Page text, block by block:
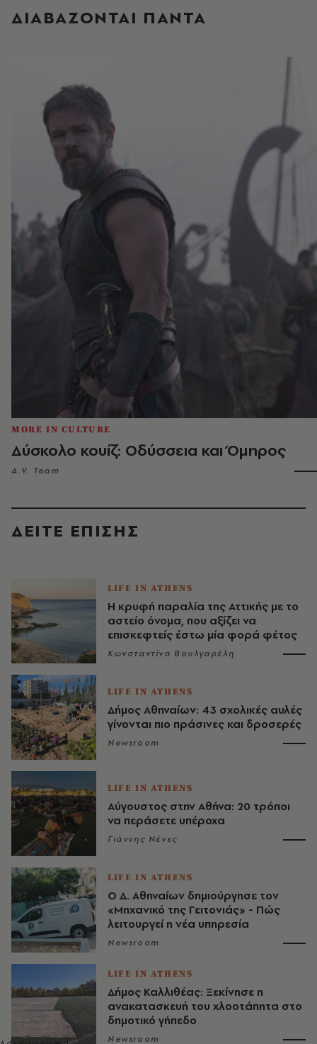
ΔΙΑΒΑΖΟΝΤΑΙ ΠΑΝΤΑ
MORE IN CULTURE
Δύσκολο κουίζ: Οδύσσεια και Όμηρος
A.V. Team
ΔΕΙΤΕ ΕΠΙΣΗΣ
LIFE IN ATHENS
Η κρυφή παραλία της Αττικής με το
αστείο όνομα, που αξίζει να
επισκεφτείς έστω μία φορά φέτος
Κωνσταντίνα Βουλγαρέλη
LIFE IN ATHENS
Δήμος Αθηναίων: 43 σχολικές αυλές
γίνονται πιο πράσινες και δροσερές
Newsroom
LIFE IN ATHENS
Αύγουστος στην Αθήνα: 20 τρόποι
να περάσετε υπέροχα
Γιάννης Νένες
LIFE IN ATHENS
Ο Δ. Αθηναίων δημιούργησε τον
«Μηχανικό της Γειτονιάς» - Πώς
λειτουργεί η νέα υπηρεσία
Newsroom
LIFE IN ATHENS
Δήμος Καλλιθέας: Ξεκίνησε η
ανακατασκευή του χλοοτάπητα στο
δημοτικό γήπεδο
Newsroom